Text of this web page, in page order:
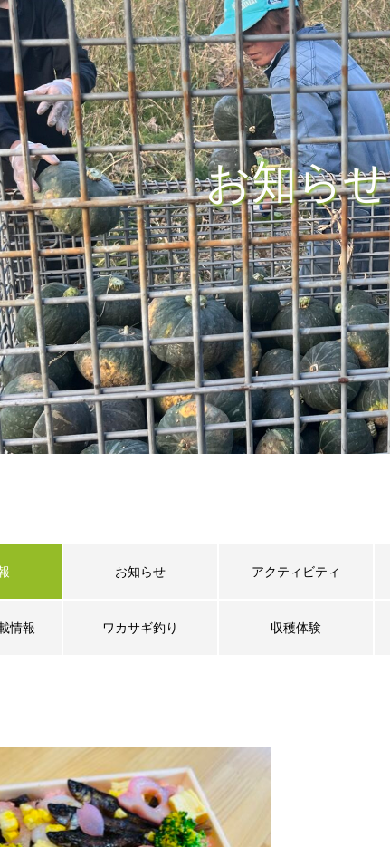
お知らせ
お知らせ アクティビティ
情報 ワカサギ釣り 収穫体験